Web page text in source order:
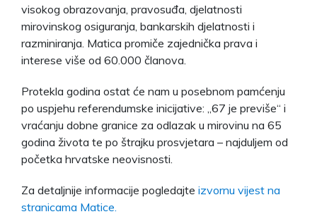
visokog obrazovanja, pravosuđa, djelatnosti
mirovinskog osiguranja, bankarskih djelatnosti i
razminiranja. Matica promiče zajednička prava i
interese više od 60.000 članova.
Protekla godina ostat će nam u posebnom pamćenju
po uspjehu referendumske inicijative: „67 je previše“ i
vraćanju dobne granice za odlazak u mirovinu na 65
godina života te po štrajku prosvjetara – najduljem od
početka hrvatske neovisnosti.
Za detaljnije informacije pogledajte izvornu vijest na
stranicama Matice.